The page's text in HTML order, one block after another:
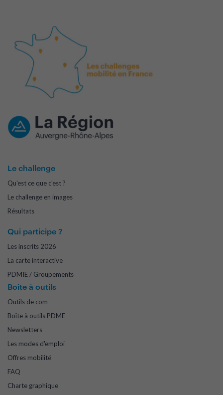
Le challenge
Qu'est ce que c'est ?
Le challenge en images
Résultats
Qui participe ?
Les inscrits 2026
La carte interactive
PDMIE / Groupements
Boite à outils
Outils de com
Boîte à outils PDME
Newsletters
Les modes d'emploi
Offres mobilité
FAQ
Charte graphique